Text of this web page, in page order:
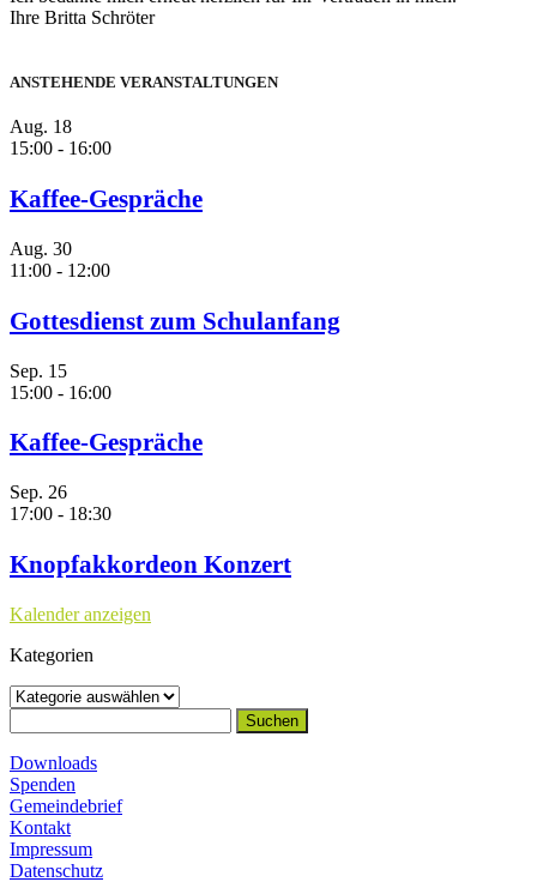
Ihre Britta Schröter
ANSTEHENDE VERANSTALTUNGEN
Aug. 18
15:00 - 16:00
Kaffee-Gespräche
Aug. 30
11:00 - 12:00
Gottesdienst zum Schulanfang
Sep. 15
15:00 - 16:00
Kaffee-Gespräche
Sep. 26
17:00 - 18:30
Knopfakkordeon Konzert
Kalender anzeigen
Kategorien
Kategorien
nach:
Downloads
Spenden
Gemeindebrief
Kontakt
Impressum
Datenschutz